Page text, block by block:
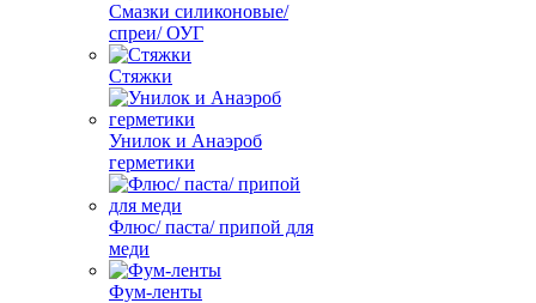
Смазки силиконовые/
спреи/ ОУГ
Стяжки
Унилок и Анаэроб
герметики
Флюс/ паста/ припой для
меди
Фум-ленты